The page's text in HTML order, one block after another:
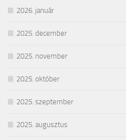
2026. január
2025. december
2025. november
2025. október
2025. szeptember
2025. augusztus